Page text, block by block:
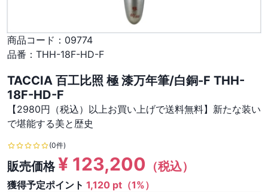
商品コード： 09774
品番： THH-18F-HD-F
TACCIA 百工比照 極 漆万年筆/白銅-F THH-
18F-HD-F
【2980円（税込）以上お買い上げで送料無料】新たな装い
で堪能する美と歴史
(0件)
販売価格¥ 123,200 （税込）
獲得予定ポイント 1,120 pt（1%）